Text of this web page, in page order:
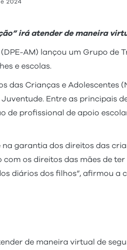
2024
irá atender de maneira
AM) lançou um Grupo
e escolas.
das Crianças e
Entre as principais
de profissional de apoio
garantia dos direitos das
os direitos das mães de
diários dos filhos”, afirmou a
de maneira virtual de